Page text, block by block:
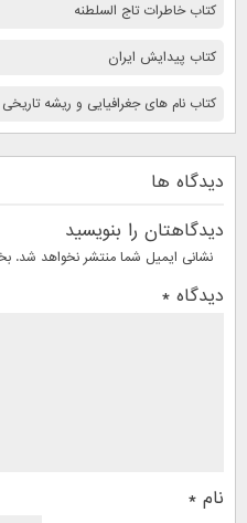
کتاب خاطرات تاج السلطنه
کتاب پیدایش ایران
کتاب نام های جغرافیایی و ریشه
دیدگاه ها
دیدگاهتان را بنویسید
نشانی ایمیل شما منتشر نخواهد شد.
دیدگاه *
نام *